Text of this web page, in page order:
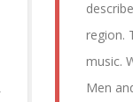
region.
music.
Men